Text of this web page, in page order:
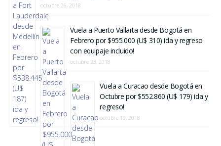
octubre 26, 2018
Vuela a Puerto Vallarta desde Bogotá en
Febrero por $955.000 (U$ 310) ida y regreso
con equipaje incluido!
octubre 23, 2018
Vuela a Curacao desde Bogotá en
Octubre por $552.860 (U$ 179) ida y
regreso!
octubre 19, 2018